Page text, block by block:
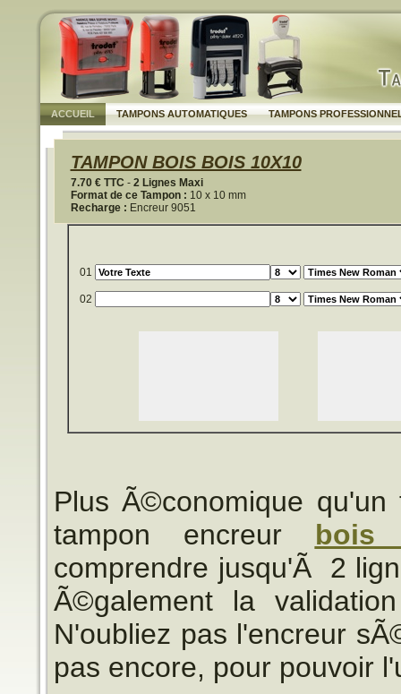
ACCUEIL TAMPONS AUTOMATIQUES TAMPONS
TAMPON BOIS BOIS 10X10
7.70 € TTC - 2 Lignes Maxi
Format de ce Tampon : 10 x 10 mm
Recharge : Encreur 9051
01
02
Plus Ã©conomique
tampon encreur bois
comprendre jusqu'Ã 2
Ã©galement la
N'oubliez pas l'encreur
pas encore, pour pouvoir